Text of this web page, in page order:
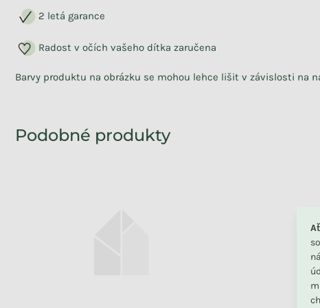
2 letá garance
Radost v očích vašeho dítka zaručena
Barvy produktu na obrázku se mohou lehce lišit v závislosti na